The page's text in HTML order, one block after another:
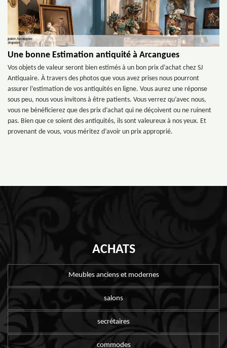
Une bonne Estimation antiquité à Arcangues
Vos objets de valeur seront bien estimés à un bon prix d’achat chez SJ
Antiquaire. À travers des photos que vous avez prises nous pourront
assurer l’estimation de vos antiquités en ligne. Vous aurez une réponse
sous peu, nous vous invitons à être patients. Vous verrez qu’avec nous,
vous ne bénéficierez que des prix d’achat qui ne déçoivent ou ne ruinent
pas. Bien que ce soient des antiquités, ils sont valeureux à nos yeux. Et
provenant de vous, vous méritez d’avoir un prix approprié.
ACHATS
Meubles anciens et modernes
salons
secrétaires
commodes